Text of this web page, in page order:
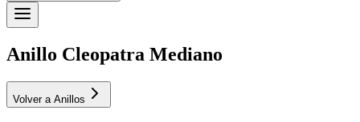
Anillo Cleopatra Mediano
Volver a Anillos